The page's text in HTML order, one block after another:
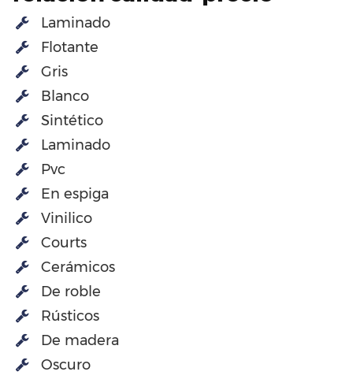
Laminado
Flotante
Gris
Blanco
Sintético
Laminado
Pvc
En espiga
Vinilico
Courts
Cerámicos
De roble
Rústicos
De madera
Oscuro